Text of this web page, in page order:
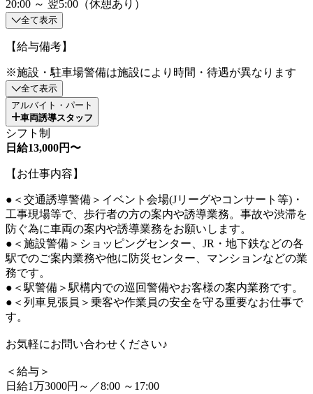
20:00 ～ 翌5:00（休憩あり）
全て表示
【給与備考】
※施設・駐車場警備は施設により時間・待遇が異なります
全て表示
アルバイト・パート
車両誘導スタッフ
シフト制
日給13,000円〜
【お仕事内容】
●＜交通誘導警備＞イベント会場(Jリーグやコンサート等)・
工事現場等で、歩行者の方の案内や誘導業務。事故や渋滞を
防ぐ為に車両の案内や誘導業務をお願いします。
●＜施設警備＞ショッピングセンター、JR・地下鉄などの各
駅でのご案内業務や他に防災センター、マンションなどの業
務です。
●＜駅警備＞駅構内での巡回警備やお客様の案内業務です。
●＜列車見張員＞乗客や作業員の安全を守る重要なお仕事で
す。
お気軽にお問い合わせください♪
＜給与＞
日給1万3000円～／8:00 ～17:00